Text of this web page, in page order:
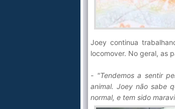
Joey continua
locomover. No geral, as
- "Tendemos a sentir
animal. Joey não sabe
normal, e tem sido